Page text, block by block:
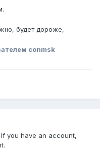
будет дороже,
conmsk
you have an account,